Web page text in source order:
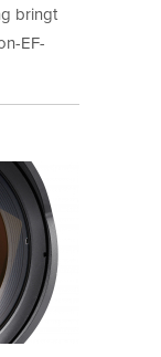
bringt
EF-